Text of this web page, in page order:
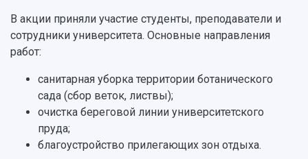
Институты и факультеты
Кафедры
Научные подразделения
Отделы и службы
Общественные организации
Институт искусственного интеллекта
Инжиниринговый центр
Аграрный карбоновый полигон
Просветительский проект "Одержимы
Тестирование иностранных граждан на
знание русского языка, истории России и
Платные образовательные услуги
Скидки на обучение
Подготовительные курсы
исследовательской деятельностью
Материальная база
Подразделения научного обслуживания
Организационные документы
Результаты научно-исследовательской
деятельности
Научно-технические разработки
Конкурсы научных проектов и грантов
В акции приняли участие студенты, преподаватели и
сотрудники университета. Основные направления
работ:
санитарная уборка территории ботанического
сада (сбор веток, листвы);
очистка береговой линии университетского
пруда;
благоустройство прилегающих зон отдыха.